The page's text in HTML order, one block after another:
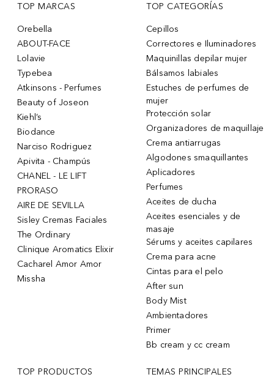
TOP MARCAS
Orebella
ABOUT-FACE
Lolavie
Typebea
Atkinsons - Perfumes
Beauty of Joseon
Kiehl’s
Biodance
Narciso Rodriguez
Apivita - Champús
CHANEL - LE LIFT
PRORASO
AIRE DE SEVILLA
Sisley Cremas Faciales
The Ordinary
Clinique Aromatics Elixir
Cacharel Amor Amor
Missha
TOP CATEGORÍAS
Cepillos
Correctores e Iluminadores
Maquinillas depilar mujer
Bálsamos labiales
Estuches de perfumes de
mujer
Protección solar
Organizadores de maquillaje
Crema antiarrugas
Algodones smaquillantes
Aplicadores
Perfumes
Aceites de ducha
Aceites esenciales y de
masaje
Sérums y aceites capilares
Crema para acne
Cintas para el pelo
After sun
Body Mist
Ambientadores
Primer
Bb cream y cc cream
TOP PRODUCTOS TEMAS PRINCIPALES